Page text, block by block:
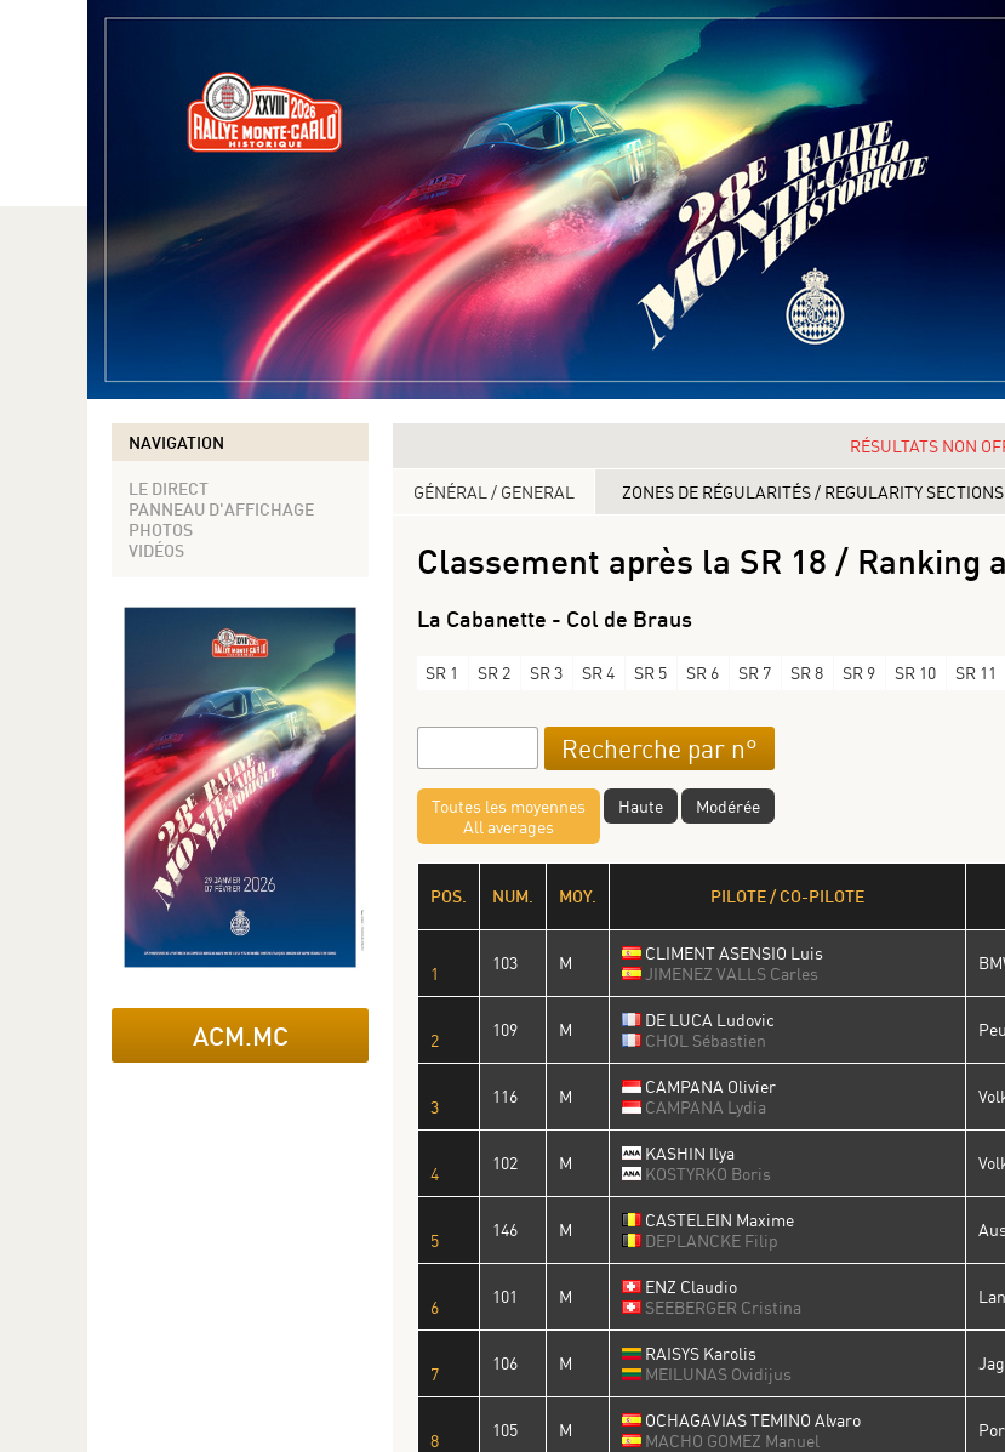
NAVIGATION
LE DIRECT
PANNEAU D'AFFICHAGE
PHOTOS
VIDÉOS
ACM.MC
RÉSULTATS NON
GÉNÉRAL / GENERAL ZONES DE RÉGULARITÉS / REGULARITY SECTIONS
Classement après la SR 18 / Ranking
La Cabanette - Col de Braus
SR 1 SR 2 SR 3 SR 4 SR 5 SR 6 SR 7 SR 8 SR 9 SR 10 SR 11
Toutes les moyennes
All averages
Haute Modérée
POS. NUM. MOY. PILOTE / CO-PILOTE
1
103 M
CLIMENT ASENSIO Luis
JIMENEZ VALLS Carles
2
109 M
DE LUCA Ludovic
CHOL Sébastien
3
116 M
CAMPANA Olivier
CAMPANA Lydia
4
102 M
KASHIN Ilya
KOSTYRKO Boris
5
146 M
CASTELEIN Maxime
DEPLANCKE Filip
6
101 M
ENZ Claudio
SEEBERGER Cristina
7
106 M
RAISYS Karolis
MEILUNAS Ovidijus
8
105 M
OCHAGAVIAS TEMINO Alvaro
MACHO GOMEZ Manuel